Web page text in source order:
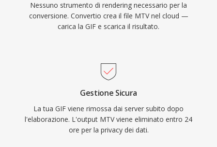
Nessuno strumento di rendering necessario per la
conversione. Convertio crea il file MTV nel cloud —
carica la GIF e scarica il risultato.
Gestione Sicura
La tua GIF viene rimossa dai server subito dopo
l'elaborazione. L'output MTV viene eliminato entro 24
ore per la privacy dei dati.